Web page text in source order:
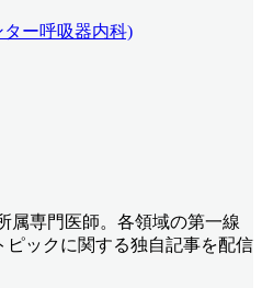
ー呼吸器内科)
属専門医師。各領域の第一線
ックに関する独自記事を配信